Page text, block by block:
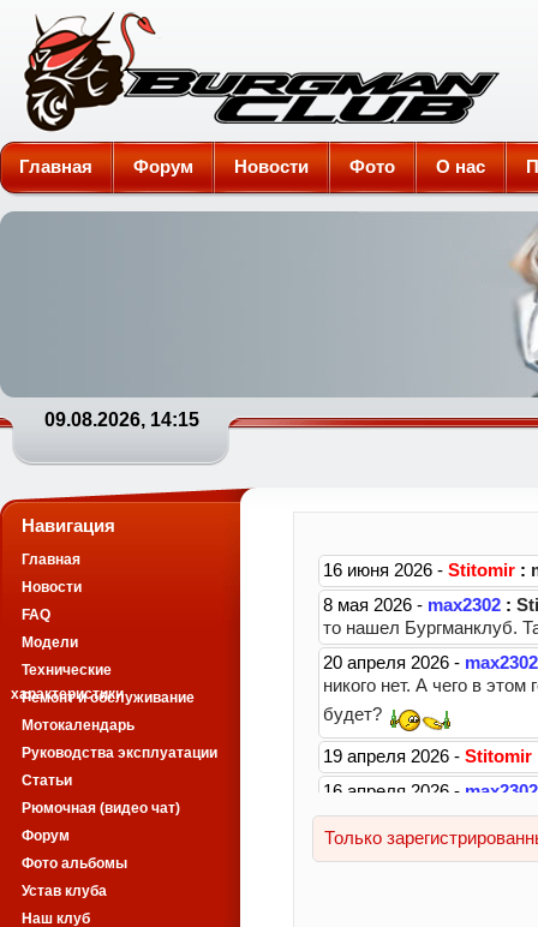
Burgman-Club
Главная Форум Новости Фото О нас
09.08.2026, 14:15
Навигация
Главная
Новости
FAQ
Модели
Технические
характеристики
Ремонт и обслуживание
Мотокалендарь
Руководства эксплуатации
Статьи
Рюмочная (видео чат)
Форум
Фото альбомы
Устав клуба
Наш клуб